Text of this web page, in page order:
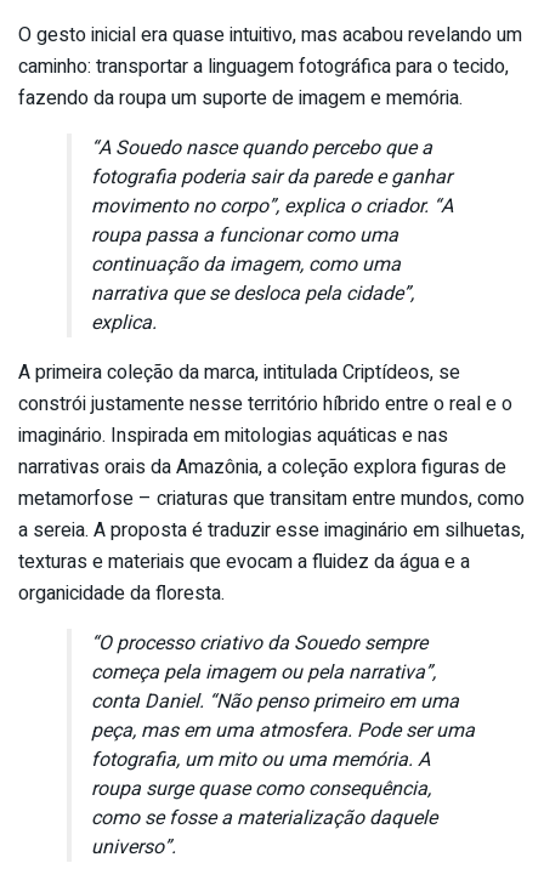
O gesto inicial era quase intuitivo, mas acabou revelando um
caminho: transportar a linguagem fotográfica para o tecido,
fazendo da roupa um suporte de imagem e memória.
“A Souedo nasce quando percebo que a
fotografia poderia sair da parede e ganhar
movimento no corpo”, explica o criador. “A
roupa passa a funcionar como uma
continuação da imagem, como uma
narrativa que se desloca pela cidade”,
explica.
A primeira coleção da marca, intitulada Criptídeos, se
constrói justamente nesse território híbrido entre o real e o
imaginário. Inspirada em mitologias aquáticas e nas
narrativas orais da Amazônia, a coleção explora figuras de
metamorfose – criaturas que transitam entre mundos, como
a sereia. A proposta é traduzir esse imaginário em silhuetas,
texturas e materiais que evocam a fluidez da água e a
organicidade da floresta.
“O processo criativo da Souedo sempre
começa pela imagem ou pela narrativa”,
conta Daniel. “Não penso primeiro em uma
peça, mas em uma atmosfera. Pode ser uma
fotografia, um mito ou uma memória. A
roupa surge quase como consequência,
como se fosse a materialização daquele
universo”.